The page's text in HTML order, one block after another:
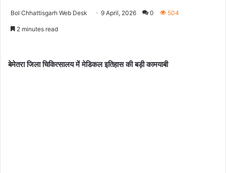
Bol Chhattisgarh Web Desk 9 April, 2026 0 504
2 minutes read
बेमेतरा जिला चिकित्सालय में मेडिकल इतिहास की बड़ी कामयाबी